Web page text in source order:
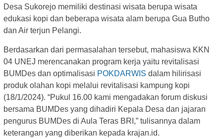
Desa Sukorejo memiliki destinasi wisata berupa wisata
edukasi kopi dan beberapa wisata alam berupa Gua Butho
dan Air terjun Pelangi.
Berdasarkan dari permasalahan tersebut, mahasiswa KKN
04 UNEJ merencanakan program kerja yaitu revitalisasi
BUMDes dan optimalisasi POKDARWIS dalam hilirisasi
produk olahan kopi melalui revitalisasi kampung kopi
(18/1/2024). “Pukul 16.00 kami mengadakan forum diskusi
bersama BUMDes yang dihadiri Kepala Desa dan jajaran
pengurus BUMDes di Aula Teras BRI,” tulisannya dalam
keterangan yang diberikan kepada krajan.id.